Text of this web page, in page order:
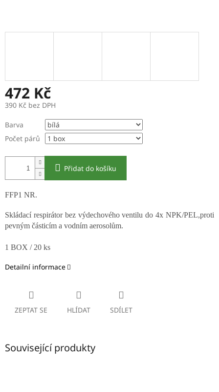
472 Kč
390 Kč bez DPH
cena:
Barva
Počet párů
Přidat do košíku
FFP1 NR.
Skládací respirátor bez výdechového ventilu do 4x NPK/PEL,proti
pevným částicím a vodním aerosolům.
1 BOX / 20 ks
Detailní informace
ZEPTAT SE HLÍDAT SDÍLET
Související produkty